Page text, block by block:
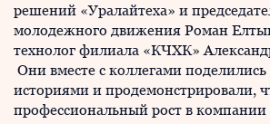
решений «Уралайтеха» и
молодежного движения Роман
технолог филиала «КЧХК»
Они вместе с коллегами
историями и продемонстрировали,
профессиональный рост в компании